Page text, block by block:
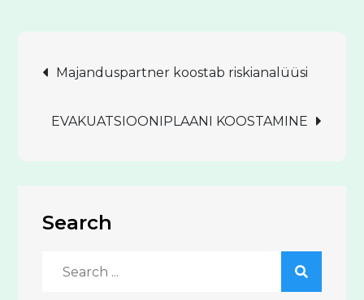
Navigeerimine
Majanduspartner koostab riskianalüüsi
EVAKUATSIOONIPLAANI KOOSTAMINE
Search